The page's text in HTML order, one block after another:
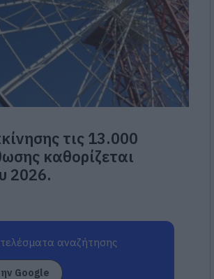
τις 13.000
καθορίζεται
2026.
αναζήτησης
Google